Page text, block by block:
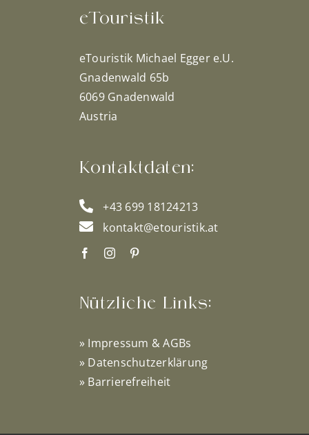
eTouristik
eTouristik Michael Egger e.U.
Gnadenwald 65b
6069 Gnadenwald
Austria
Kontaktdaten:
+43 699 18124213
kontakt@etouristik.at
Nützliche Links:
» Impressum & AGBs
» Datenschutzerklärung
» Barrierefreiheit